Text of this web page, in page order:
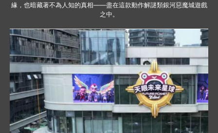
緣，也暗藏著不為人知的真相——盡在這款動作解謎類銀河惡魔城遊戲
之中。